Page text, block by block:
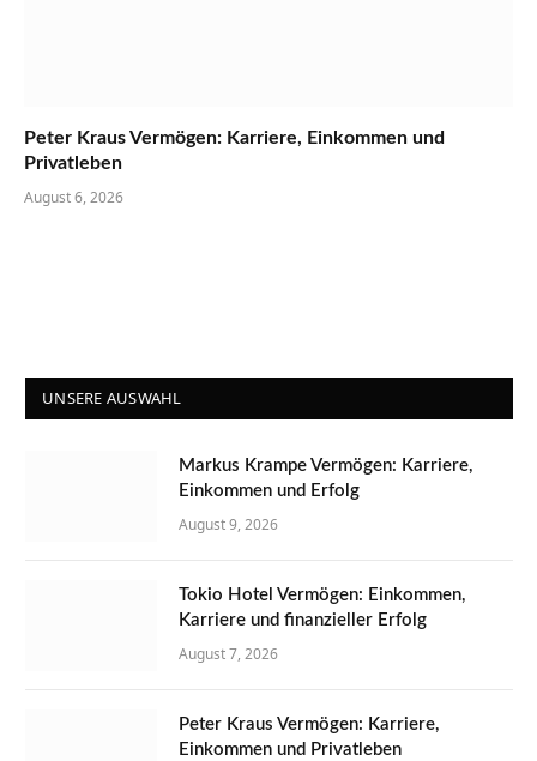
Peter Kraus Vermögen: Karriere, Einkommen und
Privatleben
August 6, 2026
UNSERE AUSWAHL
Markus Krampe Vermögen: Karriere,
Einkommen und Erfolg
August 9, 2026
Tokio Hotel Vermögen: Einkommen,
Karriere und finanzieller Erfolg
August 7, 2026
Peter Kraus Vermögen: Karriere,
Einkommen und Privatleben